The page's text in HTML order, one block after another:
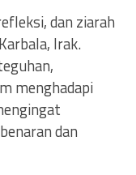
dan ziarah
Irak.
menghadapi
dan